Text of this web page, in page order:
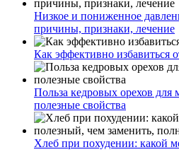
Низкое и пониженное
причины, признаки, лечение
Как эффективно избавиться
Польза кедровых орехов
полезные свойства
Хлеб при похудении: какой